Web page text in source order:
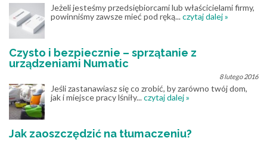
Jeżeli jesteśmy przedsiębiorcami lub właścicielami firmy,
powinniśmy zawsze mieć pod ręką...czytaj dalej »
Czysto i bezpiecznie – sprzątanie z
urządzeniami Numatic
8 lutego 2016
Jeśli zastanawiasz się co zrobić, by zarówno twój dom,
jak i miejsce pracy lśniły...czytaj dalej »
Jak zaoszczędzić na tłumaczeniu?